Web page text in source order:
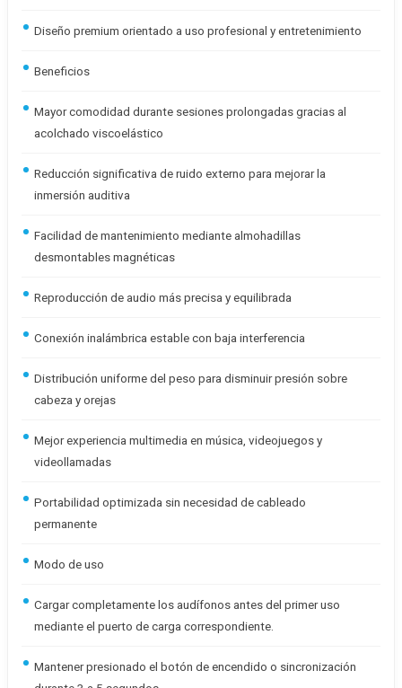
Diseño premium orientado a uso profesional y entretenimiento
Beneficios
Mayor comodidad durante sesiones prolongadas gracias al
acolchado viscoelástico
Reducción significativa de ruido externo para mejorar la
inmersión auditiva
Facilidad de mantenimiento mediante almohadillas
desmontables magnéticas
Reproducción de audio más precisa y equilibrada
Conexión inalámbrica estable con baja interferencia
Distribución uniforme del peso para disminuir presión sobre
cabeza y orejas
Mejor experiencia multimedia en música, videojuegos y
videollamadas
Portabilidad optimizada sin necesidad de cableado
permanente
Modo de uso
Cargar completamente los audífonos antes del primer uso
mediante el puerto de carga correspondiente.
Mantener presionado el botón de encendido o sincronización